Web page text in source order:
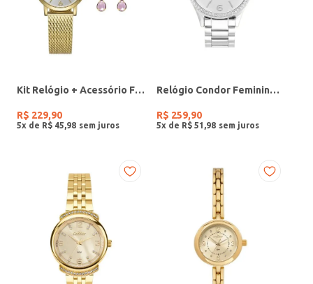
Kit Relógio + Acessório Feminino DOURADO
R$ 229,90
5x de R$ 45 98
Relógio Condor Feminino PRATA
R$ 259,90
5x de R$ 51 98